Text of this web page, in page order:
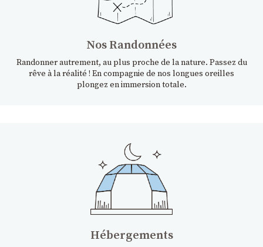
Nos Randonnées
Randonner autrement, au plus proche de la nature. Passez du
rêve à la réalité ! En compagnie de nos longues oreilles
plongez en immersion totale.
Hébergements